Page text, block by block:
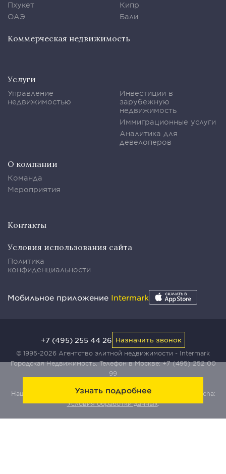
Узнать подробнее
Пхукет
ОАЭ
Кипр
Бали
Коммерческая недвижимость
Услуги
Управление
недвижимостью
Инвестиции в
зарубежную
недвижимость
Иммиграционные услуги
Аналитика для
девелоперов
О компании
Команда
Мероприятия
Контакты
Условия использования сайта
Политика
конфиденциальности
Мобильное приложение Intermark
© 1995-2026 Агентство элитной недвижимости - Intermark
Городская Недвижимость. Телефон в Москве:+7 (495) 252 00
99
Наш сайт защищен с помощью сервиса Yandex SmartCaptcha:
Условия обработки данных.
+7 (495) 255 44 26 Назначить звонок